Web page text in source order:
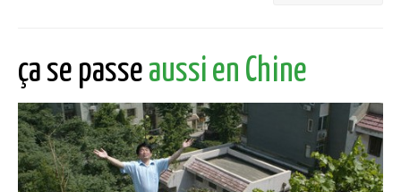
ça se passe aussi en Chine